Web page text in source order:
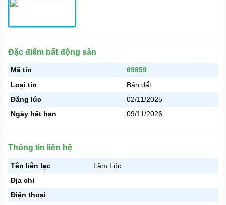
Đặc điểm bất động sản
Mã tin
69859
Loại tin
Bán đất
Đăng lúc
02/11/2025
Ngày hết hạn
09/11/2026
Thông tin liên hệ
Tên liên lạc
Lâm Lộc
Địa chỉ
Điện thoại